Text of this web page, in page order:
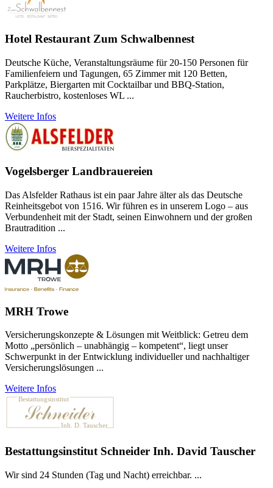
Hotel Restaurant Zum Schwalbennest
Deutsche Küche, Veranstaltungsräume für 20-150 Personen für
Familienfeiern und Tagungen, 65 Zimmer mit 120 Betten,
Parkplätze, Biergarten mit Cocktailbar und BBQ-Station,
Raucherbistro, kostenloses WL ...
Weitere Infos
Vogelsberger Landbrauereien
Das Alsfelder Rathaus ist ein paar Jahre älter als das Deutsche
Reinheitsgebot von 1516. Wir führen es in unserem Logo – aus
Verbundenheit mit der Stadt, seinen Einwohnern und der großen
Brautradition ...
Weitere Infos
MRH Trowe
Versicherungskonzepte & Lösungen mit Weitblick: Getreu dem
Motto „persönlich – unabhängig – kompetent“, liegt unser
Schwerpunkt in der Entwicklung individueller und nachhaltiger
Versicherungslösungen ...
Weitere Infos
Bestattungsinstitut Schneider Inh. David Tauscher
Wir sind 24 Stunden (Tag und Nacht) erreichbar. ...